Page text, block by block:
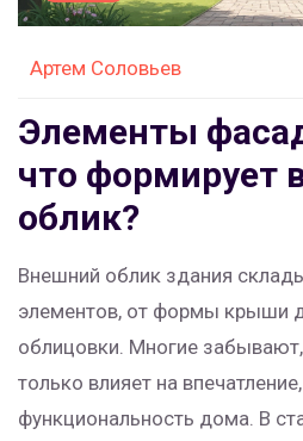
Артем Соловьев
Элементы
что формирует
облик?
Внешний облик здания
элементов, от формы крыши
облицовки. Многие
только влияет на
функциональность дома. В